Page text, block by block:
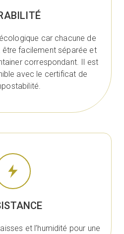
car chacune de
être facilement séparée et
correspondant. Il est
avec le certificat de
et l’humidité pour une